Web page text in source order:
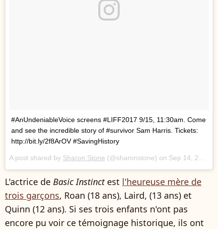
#AnUndeniableVoice screens #LIFF2017 9/15, 11:30am. Come
and see the incredible story of #survivor Sam Harris. Tickets:
http://bit.ly/2f8ArOV #SavingHistory
A post shared by Sharon Stone (@sharonstone) on Sep 14, 2017 at 9:30am PDT
L'actrice de Basic Instinctest l'heureuse mère de
trois garçons, Roan (18 ans), Laird, (13 ans) et
Quinn (12 ans). Si ses trois enfants n'ont pas
encore pu voir ce témoignage historique, ils ont